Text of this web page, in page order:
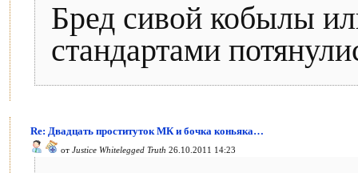
Бред сивой кобылы
стандартами
Re: Двадцать проституток МК и бочка коньяка…
от Justice Whitelegged Truth 26.10.2011 14:23